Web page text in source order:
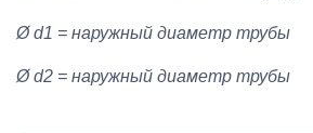
Ø d1 = наружный диаметр трубы
Ø d2 = наружный диаметр трубы